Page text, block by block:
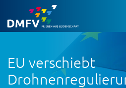
EU verschiebt